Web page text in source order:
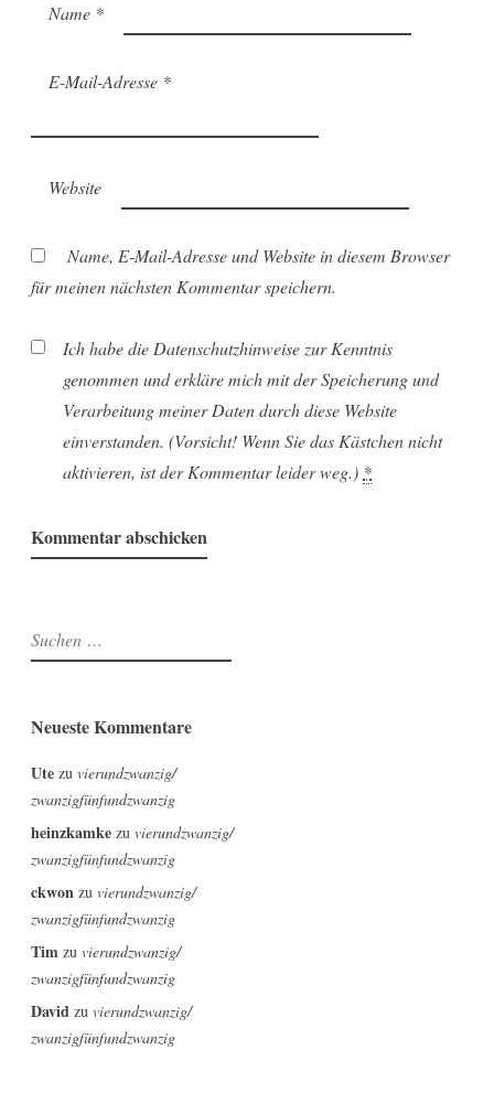
Name *
E-Mail-Adresse *
Website
Name, E-Mail-Adresse und Website in diesem Browser
für meinen nächsten Kommentar speichern.
Ich habe die Datenschutzhinweise zur Kenntnis
genommen und erkläre mich mit der Speicherung und
Verarbeitung meiner Daten durch diese Website
einverstanden. (Vorsicht! Wenn Sie das Kästchen nicht
aktivieren, ist der Kommentar leider weg.) *
Suchen
nach:
Neueste Kommentare
Ute zu vierundzwanzig/
zwanzigfünfundzwanzig
heinzkamke zu vierundzwanzig/
zwanzigfünfundzwanzig
ckwon zu vierundzwanzig/
zwanzigfünfundzwanzig
Tim zu vierundzwanzig/
zwanzigfünfundzwanzig
David zu vierundzwanzig/
zwanzigfünfundzwanzig